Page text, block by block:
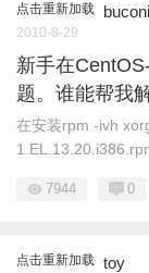
点击重新加载
2010-8-29
新手在
题。谁能帮我
在安装rpm -ivh
7944 0
点击重新加载 toy